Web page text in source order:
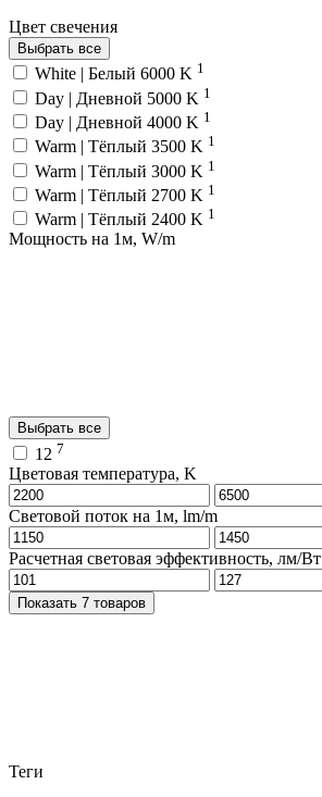
Цвет свечения
Выбрать все
White | Белый 6000 K 1
Day | Дневной 5000 K 1
Day | Дневной 4000 K 1
Warm | Тёплый 3500 K 1
Warm | Тёплый 3000 K 1
Warm | Тёплый 2700 K 1
Warm | Тёплый 2400 K 1
Мощность на 1м, W/m
Выбрать все
12 7
Цветовая температура, K
Световой поток на 1м, lm/m
Расчетная световая эффективность, лм/Вт
Показать 7 товаров
Теги